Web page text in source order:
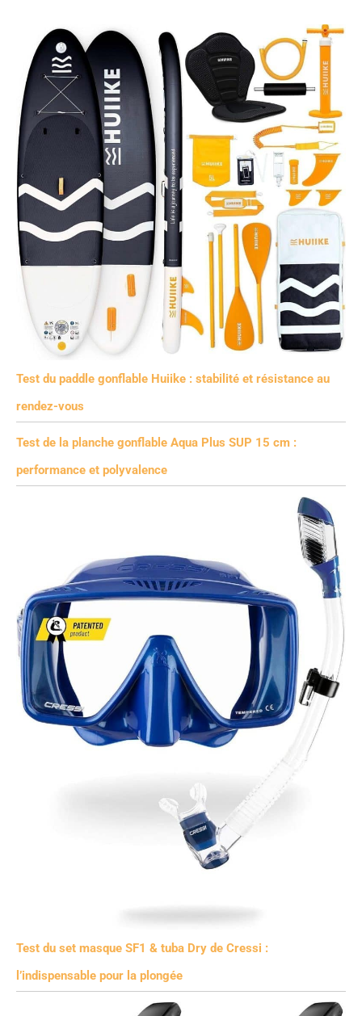
Test du paddle gonflable Huiike : stabilité et résistance au
rendez-vous
Test de la planche gonflable Aqua Plus SUP 15 cm :
performance et polyvalence
Test du set masque SF1 & tuba Dry de Cressi :
l’indispensable pour la plongée